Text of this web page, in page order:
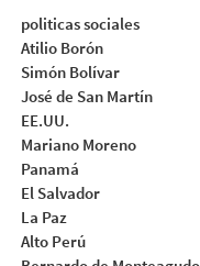
politicas sociales
Atilio Borón
Simón Bolívar
José de San Martín
EE.UU.
Mariano Moreno
Panamá
El Salvador
La Paz
Alto Perú